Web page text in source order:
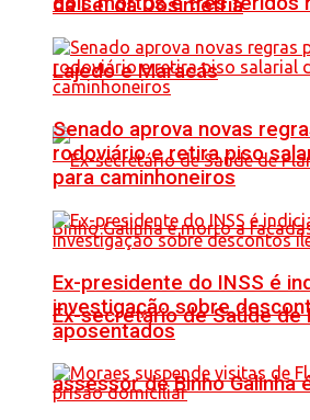
Lajedo e Maracás
Ex-secretário de Saúde de
assessor de Binho Galinha
da Lei da Dosimetria
Senado aprova novas
rodoviário e retira piso
para caminhoneiros
Ex-presidente do INSS é
investigação sobre
aposentados